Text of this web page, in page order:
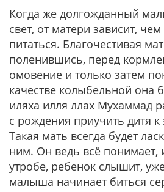
Когда же долгожданный
свет, от матери зависит,
питаться. Благочестивая
поленившись, перед
омовение и только затем
качестве колыбельной она
иляха илля ллах Мухаммад
с рождения приучить дитя к
Такая мать всегда будет
ним. Он ведь всё понимает,
утробе, ребенок слышит,
малыша начинает биться